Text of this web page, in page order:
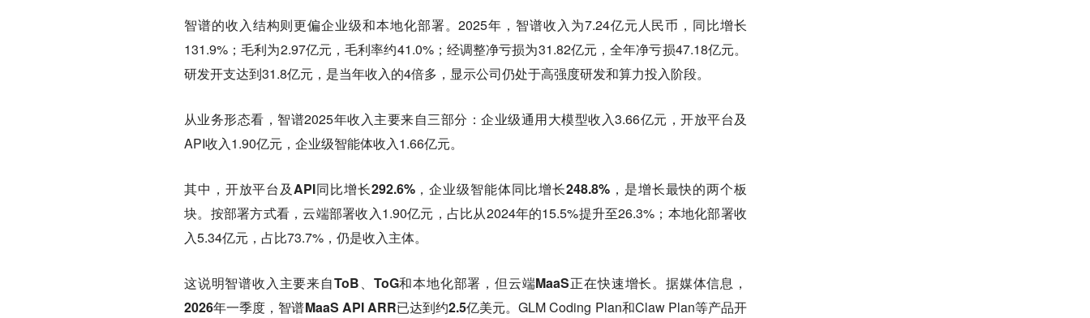
智谱的收入结构则更偏企业级和本地化部署。2025年，智谱收入为7.24亿元人民币，同比增长
131.9%；毛利为2.97亿元，毛利率约41.0%；经调整净亏损为31.82亿元，全年净亏损47.18亿元。
研发开支达到31.8亿元，是当年收入的4倍多，显示公司仍处于高强度研发和算力投入阶段。
从业务形态看，智谱2025年收入主要来自三部分：企业级通用大模型收入3.66亿元，开放平台及
API收入1.90亿元，企业级智能体收入1.66亿元。
其中，开放平台及API同比增长292.6%，企业级智能体同比增长248.8%，是增长最快的两个板
块。 按部署方式看，云端部署收入1.90亿元，占比从2024年的15.5%提升至26.3%；本地化部署收
入5.34亿元，占比73.7%，仍是收入主体。
这说明智谱收入主要来自ToB、ToG和本地化部署，但云端MaaS正在快速增长。据媒体信息，
2026年一季度，智谱MaaS API ARR已达到约2.5亿美元。GLM Coding Plan和Claw Plan等产品开